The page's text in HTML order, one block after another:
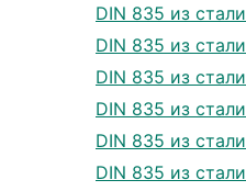
DIN 835 из стали
DIN 835 из стали
DIN 835 из стали
DIN 835 из стали
DIN 835 из стали
DIN 835 из стали